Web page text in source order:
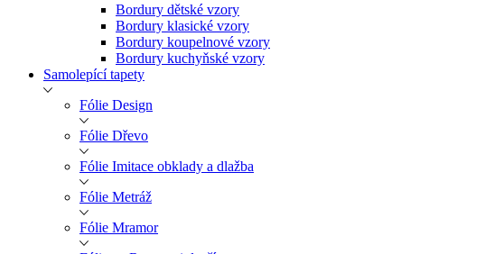
Bordury dětské vzory
Bordury klasické vzory
Bordury koupelnové vzory
Bordury kuchyňské vzory
Samolepící tapety
Fólie Design
Fólie Dřevo
Fólie Imitace obklady a dlažba
Fólie Metráž
Fólie Mramor